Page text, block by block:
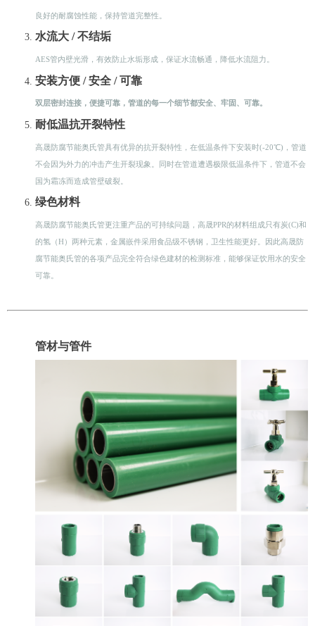
良好的耐腐蚀性能，保持管道完整性。 ​​​
水流大 / 不结垢
AES管内壁光滑，有效防止水垢形成，保证水流畅通，降低水流阻力。
安装方便 / 安全 / 可靠
双层密封连接，便捷可靠，管道的每一个细节都安全、牢固、可靠。
耐低温抗开裂特性
高晟防腐节能奥氏管具有优异的抗开裂特性，在低温条件下安装时(-20℃)，管道
不会因为外力的冲击产生开裂现象。同时在管道遭遇极限低温条件下，管道不会
国为霜冻而造成管壁破裂。
绿色材料
高晟防腐节能奥氏管更注重产品的可持续问题，高晟PPR的材料组成只有炭(C)和
的氢（H）两种元素，金属嵌件采用食品级不锈钢，卫生性能更好。因此高晟防
腐节能奥氏管的各项产品完全符合绿色建材的检测标准，能够保证饮用水的安全
可靠。
管材与管件